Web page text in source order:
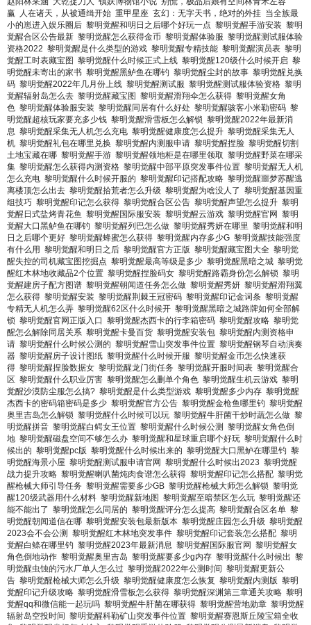
赢 人在诸天，从被通缉开始 重甲星座 玄幻：无字天书，绝对的外挂 当全族最
小的崽进入娱乐圈后 黎明觉醒和明日之后哪个好玩一点 黎明觉醒手游安装 黎明
觉醒合区公告最新 黎明觉醒怎么获得金币 黎明觉醒体验服 黎明觉醒测试服体验
资格2022 黎明觉醒是什么类型的游戏 黎明觉醒专精技能 黎明觉醒演员表 黎明
觉醒工时表藏宝图 黎明觉醒什么时候正式上线 黎明觉醒120级什么时候开启 黎
明觉醒未寄出的家书 黎明觉醒黑鲈鱼在哪钓 黎明觉醒尘封的故事 黎明觉醒兑换
码 黎明觉醒2022年几月份上线 黎明觉醒测试服 黎明觉醒测试服体验资格 黎明
觉醒辐射岛怎么去 黎明觉醒藏宝图 黎明觉醒滑翔伞怎么获得 黎明觉醒女角
色 黎明觉醒体验服安装 黎明觉醒同居有什么好处 黎明觉醒骇客小米勒密码 黎
明觉醒超核玩家要充多少钱 黎明觉醒滑雪板怎么解锁 黎明觉醒2022年最新消
息 黎明觉醒采集无人机怎么充电 黎明觉醒健康度怎么提升 黎明觉醒采集无人
机 黎明觉醒礼包在哪里兑换 黎明觉醒内测服申请 黎明觉醒捏脸 黎明觉醒切割
土地宝藏在哪 黎明觉醒手游 黎明觉醒领地柜是在哪里领取 黎明觉醒野菜在哪采
集 黎明觉醒怎么获得内测资格 黎明觉醒中部平原突发事件位置 黎明觉醒无人机
怎么充电 黎明觉醒什么时候开服的 黎明觉醒印记搭配攻略 黎明觉醒噩梦苏醒逃
离楼顶怎么出去 黎明觉醒拾荒者怎么升级 黎明觉醒为啥没人了 黎明觉醒基因重
组技巧 黎明觉醒印记怎么获得 黎明觉醒合区公告 黎明觉醒声望怎么提升 黎明
觉醒日式盐烤青花鱼 黎明觉醒国际服安装 黎明觉醒云游戏 黎明觉醒官网 黎明
觉醒大口黑鲈鱼在哪钓 黎明觉醒列巴怎么做 黎明觉醒秀妍在哪里 黎明觉醒和明
日之后哪个更好 黎明觉醒蜂蜜怎么获得 黎明觉醒内存多少G 黎明觉醒技能强度
有什么用 黎明觉醒和明日之后 黎明觉醒官方正版 黎明觉醒藏宝图大全 黎明觉
醒失控的司机藏宝图挖掘点 黎明觉醒最高等级是多少 黎明觉醒黑暗之城 黎明觉
醒红木林地收藏品2个位置 黎明觉醒捏脸码女 黎明觉醒路霸身份怎么解锁 黎明
觉醒建房子配方图谱 黎明觉醒朝闻道任务怎么做 黎明觉醒秀妍 黎明觉醒滑翔翼
怎么获得 黎明觉醒安装 黎明觉醒荆棘王冠密码 黎明觉醒印记金词条 黎明觉醒
专精无人机怎么弄 黎明觉醒62区什么时候开 黎明觉醒黑暗之城路牌如何全部解
锁 黎明觉醒官网正版入口 黎明觉醒杰西卡的行李箱密码 黎明觉醒攻略 黎明觉
醒怎么解除同居关系 黎明觉醒卡曼百货 黎明觉醒安装包 黎明觉醒内测资格申
请 黎明觉醒什么时候公测的 黎明觉醒雪山突发事件位置 黎明觉醒钢琴自动演奏
器 黎明觉醒房子设计图纸 黎明觉醒什么时候开服 黎明觉醒金币怎么快速获
得 黎明觉醒捏脸数据女 黎明觉醒龙门街任务 黎明觉醒开服时间表 黎明觉醒合
区 黎明觉醒什么职业厉害 黎明觉醒怎么删单个角色 黎明觉醒生机云游戏 黎明
觉醒沙漠防尘服怎么搞? 黎明觉醒是什么类型游戏 黎明觉醒多少内存 黎明觉醒
杰西卡的密码箱密码是多少 黎明觉醒官方公告 黎明觉醒金枪鱼哪里钓 黎明觉醒
奥里吉岛怎么解锁 黎明觉醒什么时候可以玩 黎明觉醒牛肝菌干炒时蔬怎么做 黎
明觉醒拼音 黎明觉醒白鳄女王位置 黎明觉醒什么时候公测 黎明觉醒女角色倒
地 黎明觉醒磁盘空间不够怎么办 黎明觉醒和星球重启哪个好玩 黎明觉醒什么时
候出的 黎明觉醒pc版 黎明觉醒什么时候出来的 黎明觉醒大口黑鲈在哪里钓 黎
明觉醒海景小屋 黎明觉醒测试服申请官网 黎明觉醒什么时候出2023 黎明觉醒
战力提升攻略 黎明觉醒喇叭菌炖肉食谱怎么获得 黎明觉醒印记怎么搭配 黎明觉
醒枪械大师引导任务 黎明觉醒需要多少GB 黎明觉醒枪械大师怎么解锁 黎明觉
醒120级武器用什么材料 黎明觉醒新地图 黎明觉醒至暗禁区怎么玩 黎明觉醒还
能不能出了 黎明觉醒怎么同居的 黎明觉醒评分怎么提高 黎明觉醒合区名单 黎
明觉醒朝闻道信在哪 黎明觉醒安装包最新版本 黎明觉醒庄园怎么升级 黎明觉醒
2023会不会公测 黎明觉醒红木林地突发事件 黎明觉醒印记套装怎么搭配 黎明
觉醒白鲦在哪里钓 黎明觉醒2023年最新消息 黎明觉醒国际服官网 黎明觉醒女
角色倒地动作 黎明觉醒奥里吉岛 黎明觉醒要多少g内存 黎明觉醒什么时候出 黎
明觉醒虫蚀的污水厂单人怎么过 黎明觉醒2022年公测时间 黎明觉醒更新公
告 黎明觉醒枪械大师怎么升级 黎明觉醒健康度怎么恢复 黎明觉醒内测版 黎明
觉醒印记升级攻略 黎明觉醒滑雪板怎么获得 黎明觉醒深渊第三章通关攻略 黎明
觉醒qq和微信能一起玩吗 黎明觉醒牛肝菌在哪获得 黎明觉醒营地勋章 黎明觉醒
辐射岛空投时间 黎明觉醒科勒矿山突发事件位置 黎明觉醒赛恩斯丘陵宝箱全收